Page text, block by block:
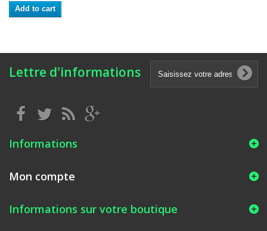
Add to cart
Lettre d'informations
Informations
Mon compte
Informations sur votre boutique